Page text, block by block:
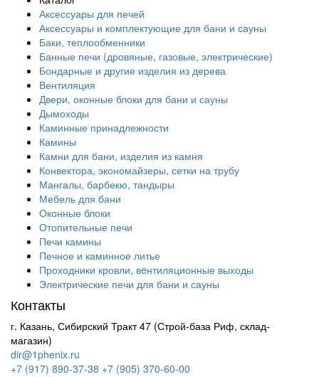
Аксессуары для печей
Аксессуары и комплектующие для бани и сауны
Баки, теплообменники
Банные печи (дровяные, газовые, электрические)
Бондарные и другие изделия из дерева
Вентиляция
Двери, оконные блоки для бани и сауны
Дымоходы
Каминные принадлежности
Камины
Камни для бани, изделия из камня
Конвектора, экономайзеры, сетки на трубу
Мангалы, барбекю, тандыры
Мебель для бани
Оконные блоки
Отопительные печи
Печи камины
Печное и каминное литье
Проходники кровли, вeнтиляционные выходы
Электрические печи для бани и сауны
Контакты
г. Казань, Сибирский Тракт 47 (Строй-база Риф, склад-
магазин)
dir@1phenix.ru
+7 (917) 890-37-38 +7 (905) 370-60-00